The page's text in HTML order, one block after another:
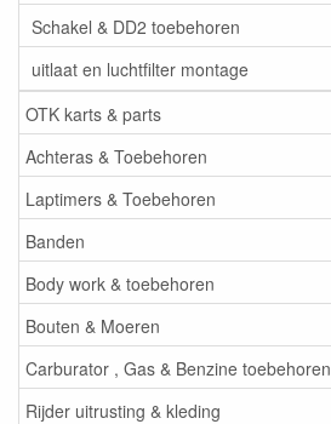
Schakel & DD2 toebehoren
uitlaat en luchtfilter montage
OTK karts & parts
Achteras & Toebehoren
Laptimers & Toebehoren
Banden
Body work & toebehoren
Bouten & Moeren
Carburator , Gas & Benzine toebehoren
Rijder uitrusting & kleding